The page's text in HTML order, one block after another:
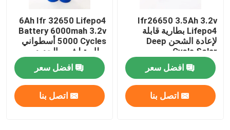
Ifr26650 3.5Ah 3.2v
Lifepo4 بطارية قابلة
لإعادة الشحن Deep
Cycle Solar
افضل سعر
اتصل بنا
6Ah Ifr 32650 Lifepo4
Battery 6000mah 3.2v
5000 Cycles أسطواني
بطارية ليثيوم الحديد
افضل سعر
اتصل بنا